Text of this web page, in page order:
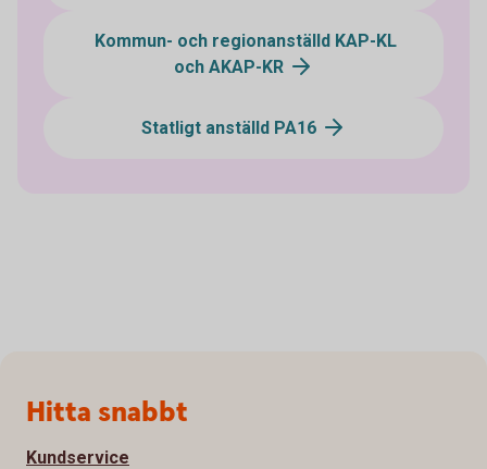
Kommun- och regionanställd KAP-KL
och AKAP-KR
Statligt anställd PA16
Sidfot
Hitta snabbt
Kundservice